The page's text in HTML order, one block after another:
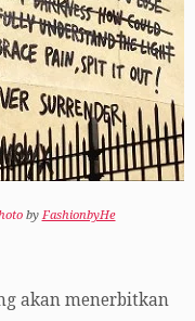
by FashionbyHe
akan menerbitkan